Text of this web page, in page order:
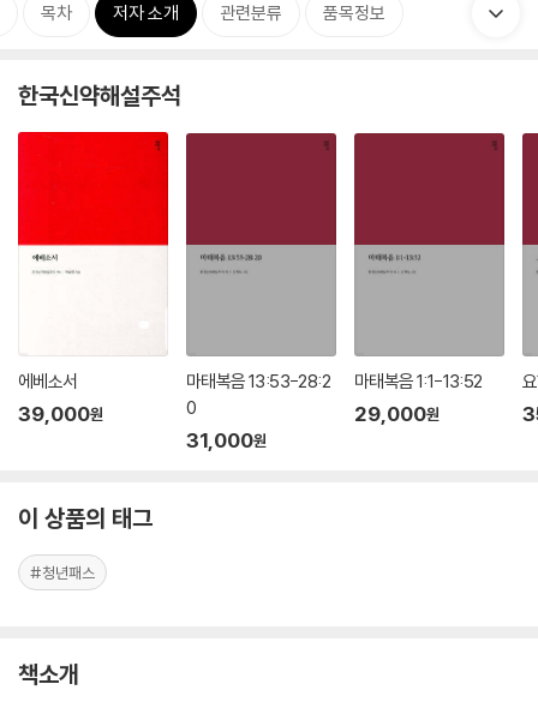
목차 저자 소개 관련분류 품목정보
한국신약해설주석
에베소서
39,000원
마태복음 13:53-28:2
0
31,000원
마태복음 1:1-13:52
29,000원
이 상품의 태그
#청년패스
책소개